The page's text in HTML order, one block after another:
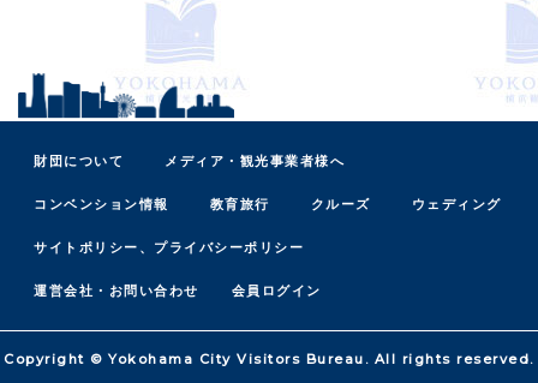
財団について メディア・観光事業者様へ
コンベンション情報 教育旅行 クルーズ ウェディング
サイトポリシー、プライバシーポリシー
運営会社・お問い合わせ 会員ログイン
Copyright © Yokohama City Visitors Bureau. All rights reserved.